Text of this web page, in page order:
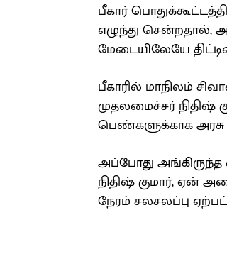
பீகார்
எழுந்து
மேடையிலேயே
பீகாரில் மாநிலம்
முதலமைச்சர் நிதிஷ்
பெண்களுக்காக
அப்போது
நிதிஷ் குமார், ஏன்
நேரம் சலசலப்பு